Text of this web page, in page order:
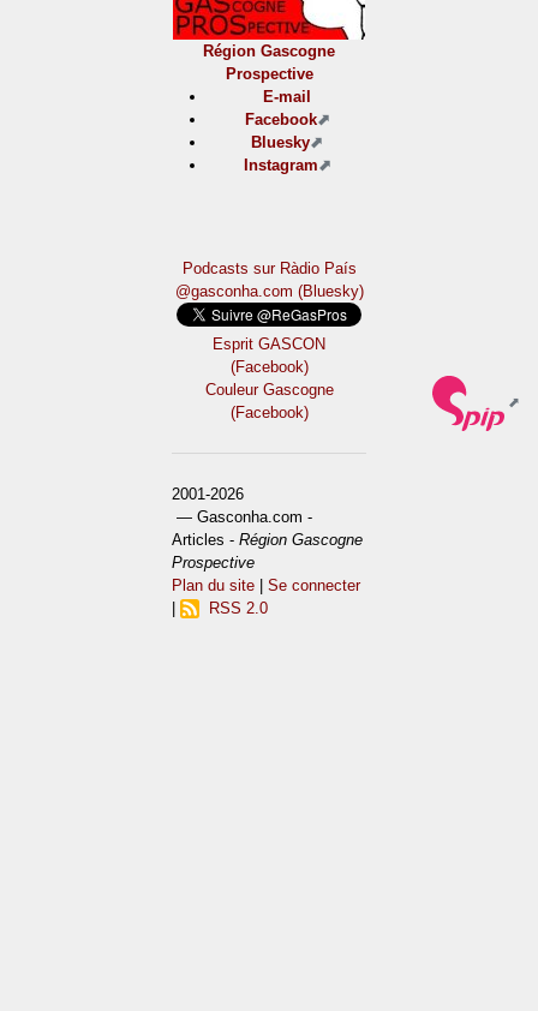
Région Gascogne
Prospective
E-mail
Facebook
Bluesky
Instagram
Podcasts sur Ràdio País
@gasconha.com (Bluesky)
Esprit GASCON
(Facebook)
Couleur Gascogne
(Facebook)
2001-2026
— Gasconha.com -
Articles -Région Gascogne
Prospective
Plan du site |Se connecter
RSS 2.0